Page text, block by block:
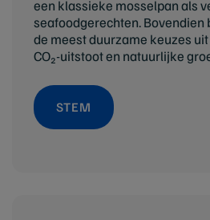
een klassieke mosselpan als
seafoodgerechten. Bovendien
de meest duurzame keuzes
CO₂-uitstoot en natuurlijke
STEM